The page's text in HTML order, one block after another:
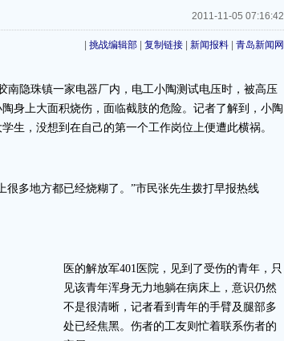
2011-11-05 07:16:42
挑战编辑部 复制链接 新闻报料 青岛新闻网
隐珠镇一家电器厂内，电工小陶测试电压时，被高压
身上大面积烧伤，面临截肢的危险。记者了解到，小陶
生，没想到在自己的第一个工作岗位上便遭此横祸。
多地方都已经烧糊了。”市民张先生拨打早报热线
医的解放军401医院，见到了受伤的青年，只
见该青年浑身无力地躺在病床上，意识仍然
不是很清晰，记者看到青年的手臂及腿部多
处已经焦黑。伤者的工友则忙着联系伤者的